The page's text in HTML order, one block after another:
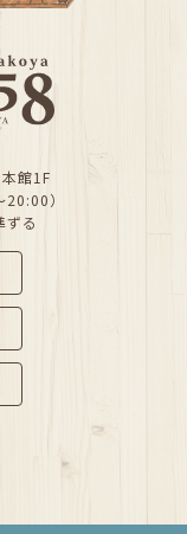
館1F
）
ずる